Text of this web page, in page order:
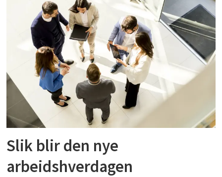
Slik blir den nye
arbeidshverdagen